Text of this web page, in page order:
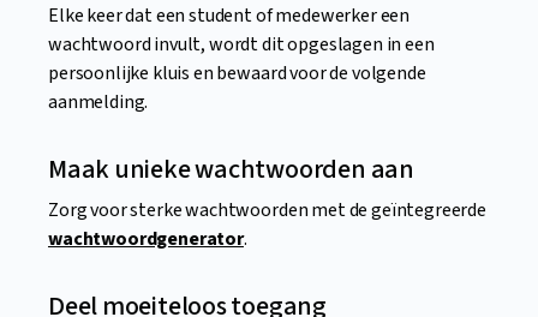
Elke keer dat een student of medewerker een
wachtwoord invult, wordt dit opgeslagen in een
persoonlijke kluis en bewaard voor de volgende
aanmelding.
Maak unieke wachtwoorden aan
Zorg voor sterke wachtwoorden met de geïntegreerde
wachtwoordgenerator.
Deel moeiteloos toegang